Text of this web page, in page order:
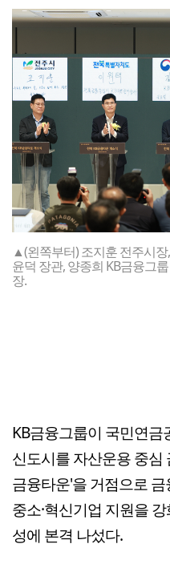
▲(왼쪽부터) 조지훈 전주시
윤덕 장관, 양종희 KB금융그
장.
KB금융그룹이 국민연금
신도시를 자산운용 중심
금융타운'을 거점으로
중소·혁신기업 지원을
성에 본격 나섰다.